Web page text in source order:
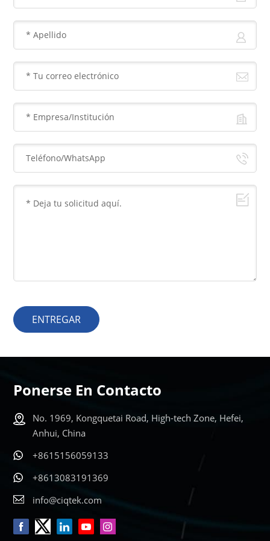
centro hacia afuera, y los más comunes son de tipo Bloch.
esquemático de la estructura de skyrmion. (a) Skyrmions
portador de información natural con propiedades
tanto, se espera que los dispositivos electrónicos basados ​​
en skyrmions cumplan con los requisitos de rendimiento
para dispositivos futuros en términos de no volatilidad,
alta capacidad, alta velocidad y bajo consumo de energía.
¿Cuáles son las aplicaciones de Skyrmions? Memoria del
hipódromo de Skyrmion La memoria Racetrack utiliza
nanocables magnéticos como pistas y paredes de dominio
ENTREGAR
Ponerse En Contacto
No. 1969, Kongquetai Road, High-tech Zone, Hefei,
Anhui, China
+8615156059133
+8613083191369
info@ciqtek.com